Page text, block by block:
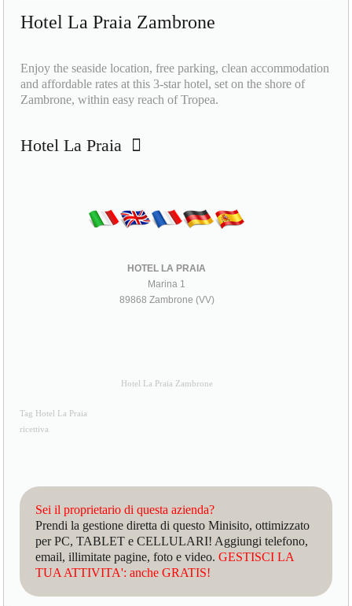
Hotel La Praia Zambrone
Enjoy the seaside location, free parking, clean accommodation
and affordable rates at this 3-star hotel, set on the shore of
Zambrone, within easy reach of Tropea.
Hotel La Praia
HOTEL LA PRAIA
Marina 1
89868 Zambrone (VV)
Hotel La Praia Zambrone
Tag Hotel La Praia
ricettiva
Sei il proprietario di questa azienda?
Prendi la gestione diretta di questo Minisito, ottimizzato
per PC, TABLET e CELLULARI! Aggiungi telefono,
email, illimitate pagine, foto e video.GESTISCI LA
TUA ATTIVITA': anche GRATIS!